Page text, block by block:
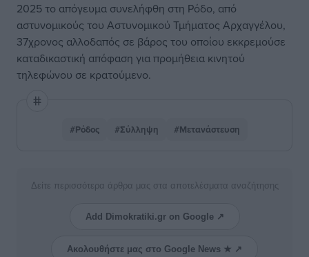
2025 το απόγευμα συνελήφθη στη Ρόδο, από
αστυνομικούς του Αστυνομικού Τμήματος Αρχαγγέλου,
37χρονος αλλοδαπός σε βάρος του οποίου εκκρεμούσε
καταδικαστική απόφαση για προμήθεια κινητού
τηλεφώνου σε κρατούμενο.
#Ρόδος #Σύλληψη #Μετανάστευση
Δείτε περισσότερα άρθρα μας στα αποτελέσματα αναζήτησης
Add Dimokratiki.gr on Google ↗
Ακολουθήστε μας στο Google News ★ ↗